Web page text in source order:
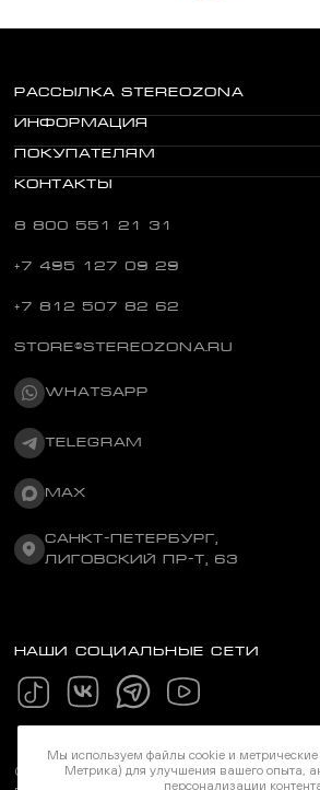
РАССЫЛКА STEREOZONA
ИНФОРМАЦИЯ
ПОКУПАТЕЛЯМ
КОНТАКТЫ
8 800 551 21 31
+7 495 127 09 29
+7 812 507 82 62
STORE@STEREOZONA.RU
WHATSAPP
TELEGRAM
MAX
САНКТ-ПЕТЕРБУРГ,
ЛИГОВСКИЙ ПР-Т, 63
НАШИ СОЦИАЛЬНЫЕ СЕТИ
©Stereozona 2026. Все права защищены
Мы используем файлы cookie и
Метрика) для улучшения вашего опыта,
персонализации